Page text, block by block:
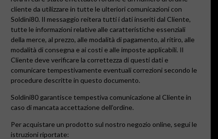
cliente da utilizzare in tutte le ulteriori comunicazioni con
Soldini80. Il messaggio reitera tutti i dati inseriti dal Cliente,
tutte le informazioni relative alle caratteristiche essenziali
della merce, al prezzo, alle modalità di pagamento, al ritiro, alle
modalità di consegna e ai costi e alle imposte applicabili. Il
Cliente deve verificare la correttezza di questi dati e
comunicare tempestivamente eventuali correzioni secondo le
procedure descritte in questo documento.
Soldini80 garantisce tempestiva comunicazione al Cliente in
caso di mancata accettazione dell’ordine.
Per acquistare un prodotto sul nostro negozio online, segui le
istruzioni riportate: